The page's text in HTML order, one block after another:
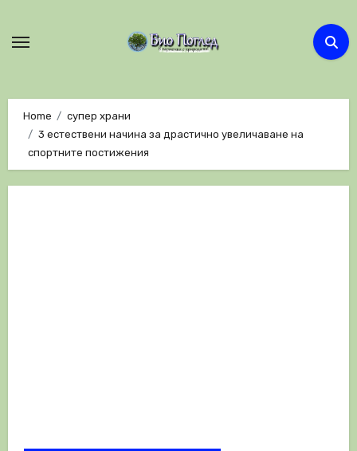
Home
супер храни
3 естествени начина за драстично увеличаване на
спортните постижения